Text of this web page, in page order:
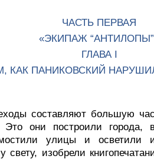
ЧАСТЬ ПЕРВАЯ
«ЭКИПАЖ
ГЛАВА I
КАК ПАНИКОВСКИЙ
составляют большую
они построили города,
улицы и осветили
свету, изобрели